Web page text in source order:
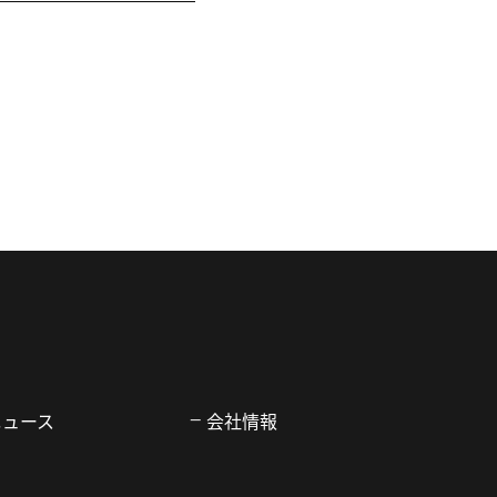
ース 会社情報